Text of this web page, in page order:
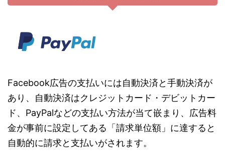
Facebook広告の支払いには自動決済と手動決済が
あり、自動決済はクレジットカード・デビットカー
ド、PayPalなどの支払い方法が当て嵌まり、広告料
金が事前に設定してある「請求単位額」に達すると
自動的に請求と支払いがされます。